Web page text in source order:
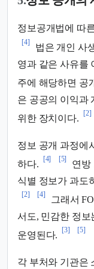
정보공개법에 따
[4]
법은 개인 사
영과 같은 사유를
주에 해당하면 공
은 공공의 이익과
위한 장치이다.
[2]
정보 공개 과정에
하다.
[4] [5]
연방
식별 정보가 과도
[2] [4]
그래서
서도, 민감한 정보
운영된다.
[3] [5]
각 부처와 기관은